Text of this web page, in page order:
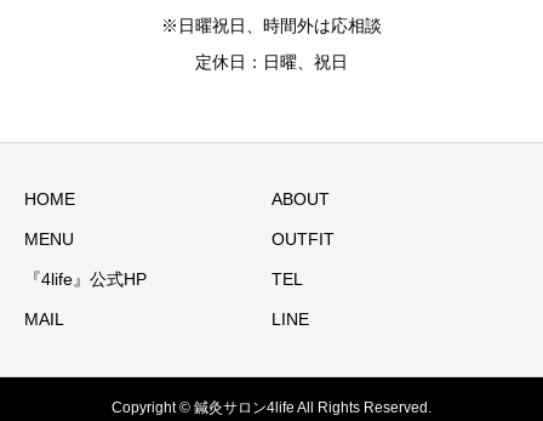
※日曜祝日、時間外は応相談
定休日：日曜、祝日
HOME ABOUT
MENU OUTFIT
『4life』公式HP TEL
MAIL LINE
Copyright © 鍼灸サロン4life All Rights Reserved.